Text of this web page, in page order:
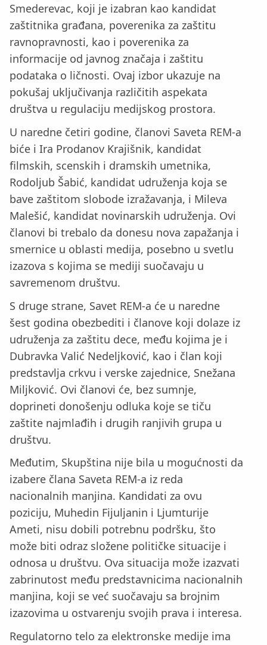
Smederevac, koji je izabran kao kandidat
zaštitnika građana, poverenika za zaštitu
ravnopravnosti, kao i poverenika za
informacije od javnog značaja i zaštitu
podataka o ličnosti. Ovaj izbor ukazuje na
pokušaj uključivanja različitih aspekata
društva u regulaciju medijskog prostora.
U naredne četiri godine, članovi Saveta REM-a
biće i Ira Prodanov Krajišnik, kandidat
filmskih, scenskih i dramskih umetnika,
Rodoljub Šabić, kandidat udruženja koja se
bave zaštitom slobode izražavanja, i Mileva
Malešić, kandidat novinarskih udruženja. Ovi
članovi bi trebalo da donesu nova zapažanja i
smernice u oblasti medija, posebno u svetlu
izazova s kojima se mediji suočavaju u
savremenom društvu.
S druge strane, Savet REM-a će u naredne
šest godina obezbediti i članove koji dolaze iz
udruženja za zaštitu dece, među kojima je i
Dubravka Valić Nedeljković, kao i član koji
predstavlja crkvu i verske zajednice, Snežana
Miljković. Ovi članovi će, bez sumnje,
doprineti donošenju odluka koje se tiču
zaštite najmlađih i drugih ranjivih grupa u
društvu.
Međutim, Skupština nije bila u mogućnosti da
izabere člana Saveta REM-a iz reda
nacionalnih manjina. Kandidati za ovu
poziciju, Muhedin Fijuljanin i Ljumturije
Ameti, nisu dobili potrebnu podršku, što
može biti odraz složene političke situacije i
odnosa u društvu. Ova situacija može izazvati
zabrinutost među predstavnicima nacionalnih
manjina, koji se već suočavaju sa brojnim
izazovima u ostvarenju svojih prava i interesa.
Regulatorno telo za elektronske medije ima